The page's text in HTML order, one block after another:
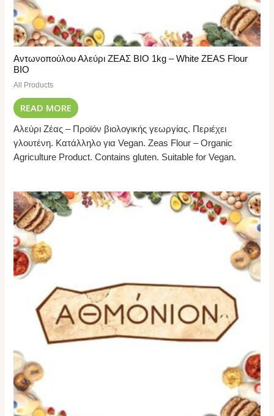
Αντωνοπούλου Αλεύρι ΖΕΑΣ ΒΙΟ 1kg – White ZEAS Flour
BIO
All Products
READ MORE
Αλεύρι Ζέας – Προϊόν βιολογικής γεωργίας. Περιέχει
γλουτένη. Κατάλληλο για Vegan. Zeas Flour – Organic
Agriculture Product. Contains gluten. Suitable for Vegan.